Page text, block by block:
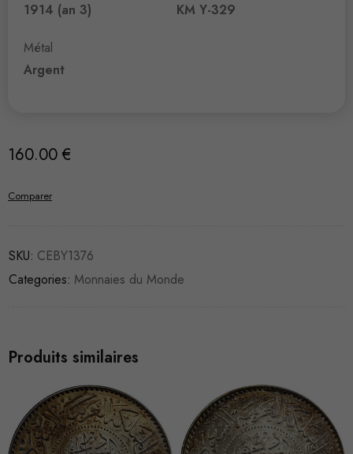
1914 (an 3)
Métal
Argent
KM Y-329
160.00 €
Comparer
SKU: CEBY1376
Categories: Monnaies du Monde
Produits similaires
VENDU